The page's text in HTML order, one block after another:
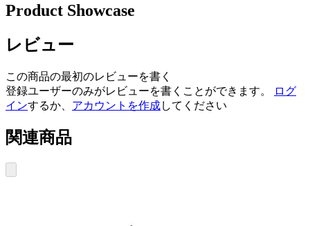
Product Showcase
レビュー
この商品の最初のレビューを書く
登録ユーザーのみがレビューを書くことができます。
ログ
インするか、 アカウントを作成してください
関連商品